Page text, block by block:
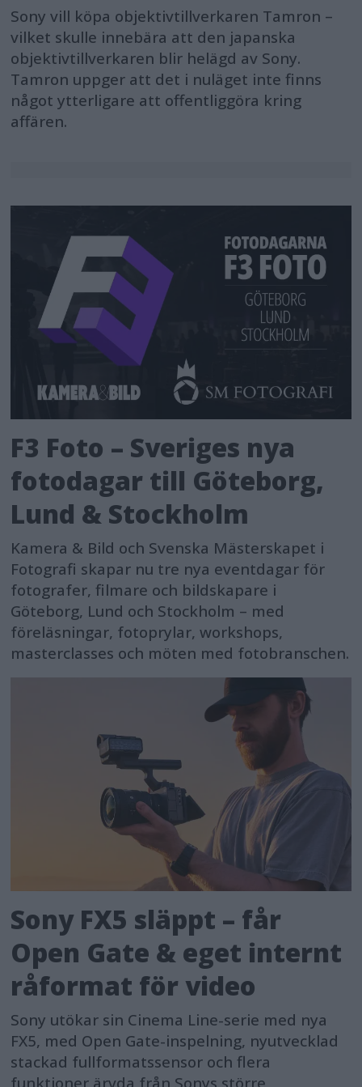
Sony vill köpa objektivtillverkaren Tamron –
vilket skulle innebära att den japanska
objektivtillverkaren blir helägd av Sony.
Tamron uppger att det i nuläget inte finns
något ytterligare att offentliggöra kring
affären.
F3 Foto – Sveriges nya
fotodagar till Göteborg,
Lund & Stockholm
Kamera & Bild och Svenska Mästerskapet i
Fotografi skapar nu tre nya eventdagar för
fotografer, filmare och bildskapare i
Göteborg, Lund och Stockholm – med
föreläsningar, fotoprylar, workshops,
masterclasses och möten med fotobranschen.
Sony FX5 släppt – får
Open Gate & eget internt
råformat för video
Sony utökar sin Cinema Line-serie med nya
FX5, med Open Gate-inspelning, nyutvecklad
stackad fullformatssensor och flera
funktioner ärvda från Sonys större